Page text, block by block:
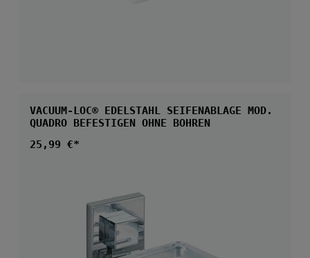
VACUUM-LOC® EDELSTAHL SEIFENABLAGE MOD.
QUADRO BEFESTIGEN OHNE BOHREN
Regulärer Preis:
25,99 €*